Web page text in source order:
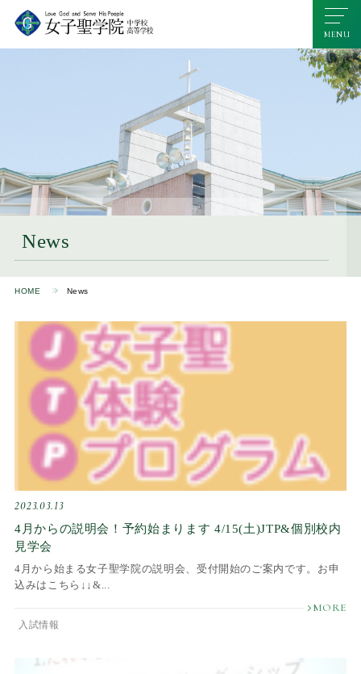
News
HOME News
2023.03.13
4月からの説明会！予約始まります 4/15(土)JTP&個別校内
見学会
4月から始まる女子聖学院の説明会、受付開始のご案内です。お申
込みはこちら↓↓&...
入試情報